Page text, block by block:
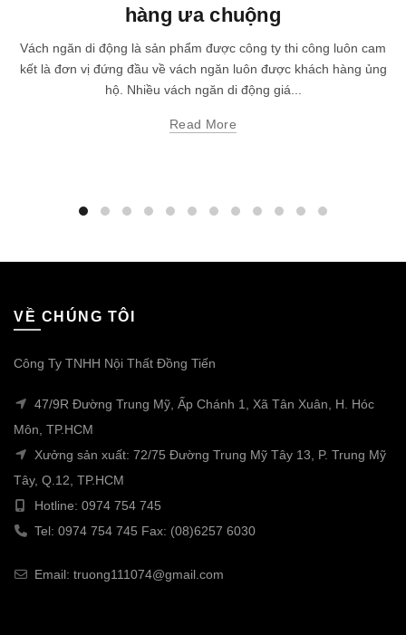
hàng ưa chuộng
Vách ngăn di động là sản phẩm được công ty thi công luôn cam
kết là đơn vị đứng đầu về vách ngăn luôn được khách hàng ủng
hộ. Nhiều vách ngăn di động giá...
Read More
VỀ CHÚNG TÔI
Công Ty TNHH Nội Thất Đồng Tiến
47/9R Đường Trung Mỹ, Ấp Chánh 1, Xã Tân Xuân, H. Hóc
Môn, TP.HCM
Xưởng sản xuất: 72/75 Đường Trung Mỹ Tây 13, P. Trung Mỹ
Tây, Q.12, TP.HCM
Hotline: 0974 754 745
Tel: 0974 754 745 Fax: (08)6257 6030
Email: truong111074@gmail.com